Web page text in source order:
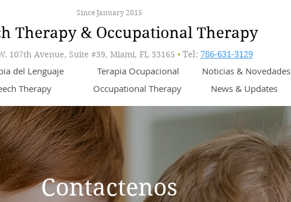
Therapy & Occupational Therapy
Since January 2015
107th Avenue, Suite #39, Miami, FL 33165 • Tel: 786-631-3129
Therapy Occupational Therapy News & Updates
del Lenguaje Terapia Ocupacional Noticias & Novedades
Contactenos